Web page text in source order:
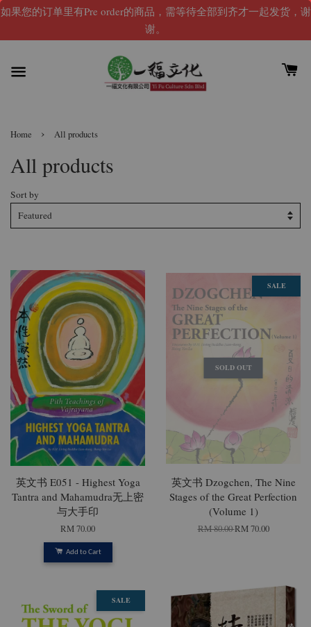
如果您的订单里有Pre order的商品，需等待全部到齐才一起发货，谢
谢。
Home › All products
All products
Sort by
英文书 E051 - Highest Yoga
Tantra and Mahamudra无上密
与大手印
RM 70.00
Add to Cart
SALE
SOLD OUT
英文书 Dzogchen, The Nine
Stages of the Great Perfection
(Volume 1)
RM 80.00RM 70.00
SALE